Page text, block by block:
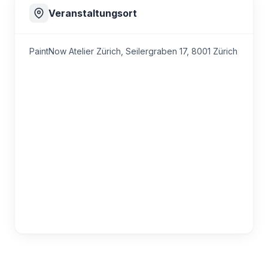
Veranstaltungsort
PaintNow Atelier Zürich, Seilergraben 17, 8001 Zürich